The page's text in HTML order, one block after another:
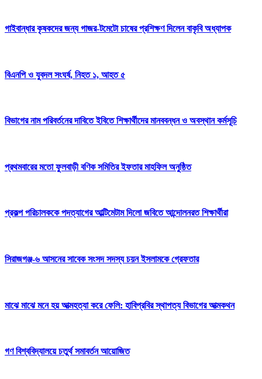
গাইবান্ধার কৃষকদের জন্য গাজর-টমেটো চাষের প্রশিক্ষণ দিলেন বাকৃবি অধ্যাপক
বিএনপি ও যুবদল সংঘর্ষ, নিহত ১, আহত ৫
বিভাগের নাম পরিবর্তনের দাবিতে ইবিতে শিক্ষার্থীদের মানববন্ধন ও অবস্থান কর্মসূচি
প্রথমবারের মতো ফুলবাড়ী বণিক সমিতির ইফতার মাহফিল অনুষ্ঠিত
প্রকল্প পরিচালককে পদত্যাগের আল্টিমেটাম দিলো জবিতে আন্দোলনরত শিক্ষার্থীরা
সিরাজগঞ্জ-৬ আসনের সাবেক সংসদ সদস্য চয়ন ইসলামকে গ্রেফতার
মাঝে মাঝে মনে হয় আত্মহত্যা করে ফেলি: হাবিপ্রবির স্থাপত্য বিভাগের আত্মকথন
গণ বিশ্ববিদ্যালয়ে চতুর্থ সমাবর্তন আয়োজিত